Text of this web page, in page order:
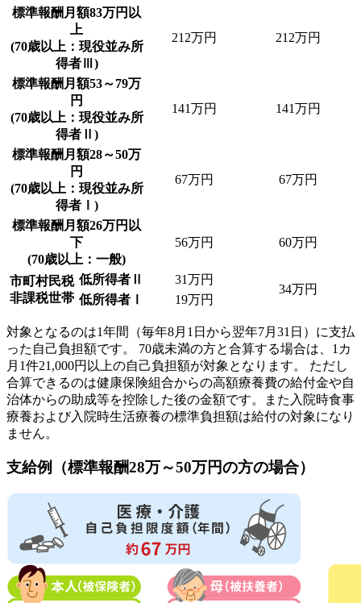
標準報酬月額83万円以
上
(70歳以上：現役並み所
得者Ⅲ)
212万円 212万円
標準報酬月額53～79万
円
(70歳以上：現役並み所
得者Ⅱ)
141万円 141万円
標準報酬月額28～50万
円
(70歳以上：現役並み所
得者Ⅰ)
67万円 67万円
標準報酬月額26万円以
下
(70歳以上：一般)
56万円 60万円
市町村民税
非課税世帯
低所得者Ⅱ 31万円
34万円
低所得者Ⅰ 19万円
対象となるのは1年間（毎年8月1日から翌年7月31日）に支払
った自己負担額です。 70歳未満の方と合算する場合は、1カ
月1件21,000円以上の自己負担額が対象となります。 ただし
合算できるのは健康保険組合からの高額療養費の給付金や自
治体からの助成等を控除した後の金額です。また入院時食事
療養および入院時生活療養の標準負担額は給付の対象になり
ません。
支給例（標準報酬28万～50万円の方の場合）